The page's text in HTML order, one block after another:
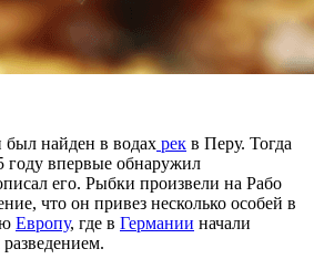
найден в водах рек в Перу. Тогда
году впервые обнаружил
его. Рыбки произвели на Рабо
что он привез несколько особей в
Европу, где в Германии начали